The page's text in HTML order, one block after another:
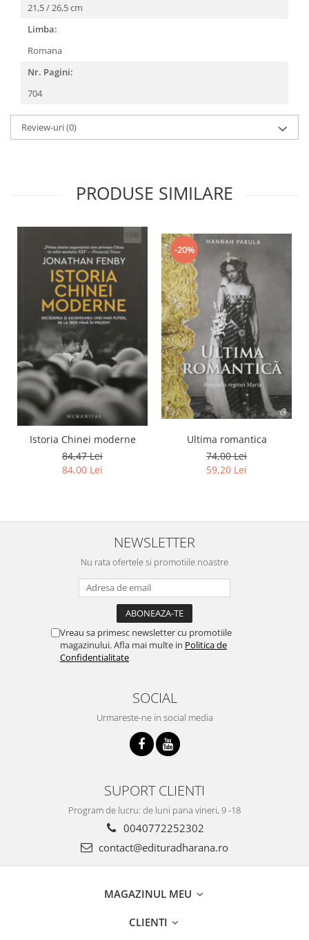
21,5 / 26,5 cm
Limba:
Romana
Nr. Pagini:
704
Review-uri(0)
PRODUSE SIMILARE
Istoria Chinei moderne
84,47 Lei
84,00 Lei
-20%
Ultima romantica
74,00 Lei
59,20 Lei
NEWSLETTER
Nu rata ofertele si promotiile noastre
Vreau sa primesc newsletter cu promotiile
magazinului. Afla mai multe in Politica de
Confidentialitate
SOCIAL
Urmareste-ne in social media
SUPORT CLIENTI
Program de lucru: de luni pana vineri, 9 -18
0040772252302
contact@edituradharana.ro
MAGAZINUL MEU
CLIENTI